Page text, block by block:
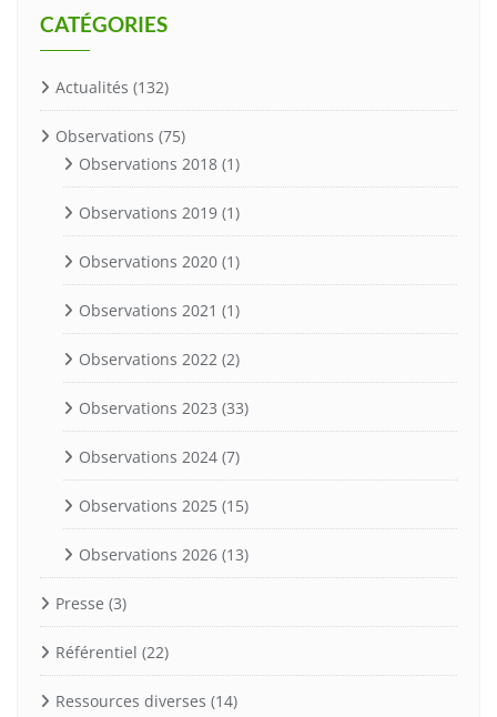
CATÉGORIES
Actualités (132)
Observations (75)
Observations 2018 (1)
Observations 2019 (1)
Observations 2020 (1)
Observations 2021 (1)
Observations 2022 (2)
Observations 2023 (33)
Observations 2024 (7)
Observations 2025 (15)
Observations 2026 (13)
Presse (3)
Référentiel (22)
Ressources diverses (14)